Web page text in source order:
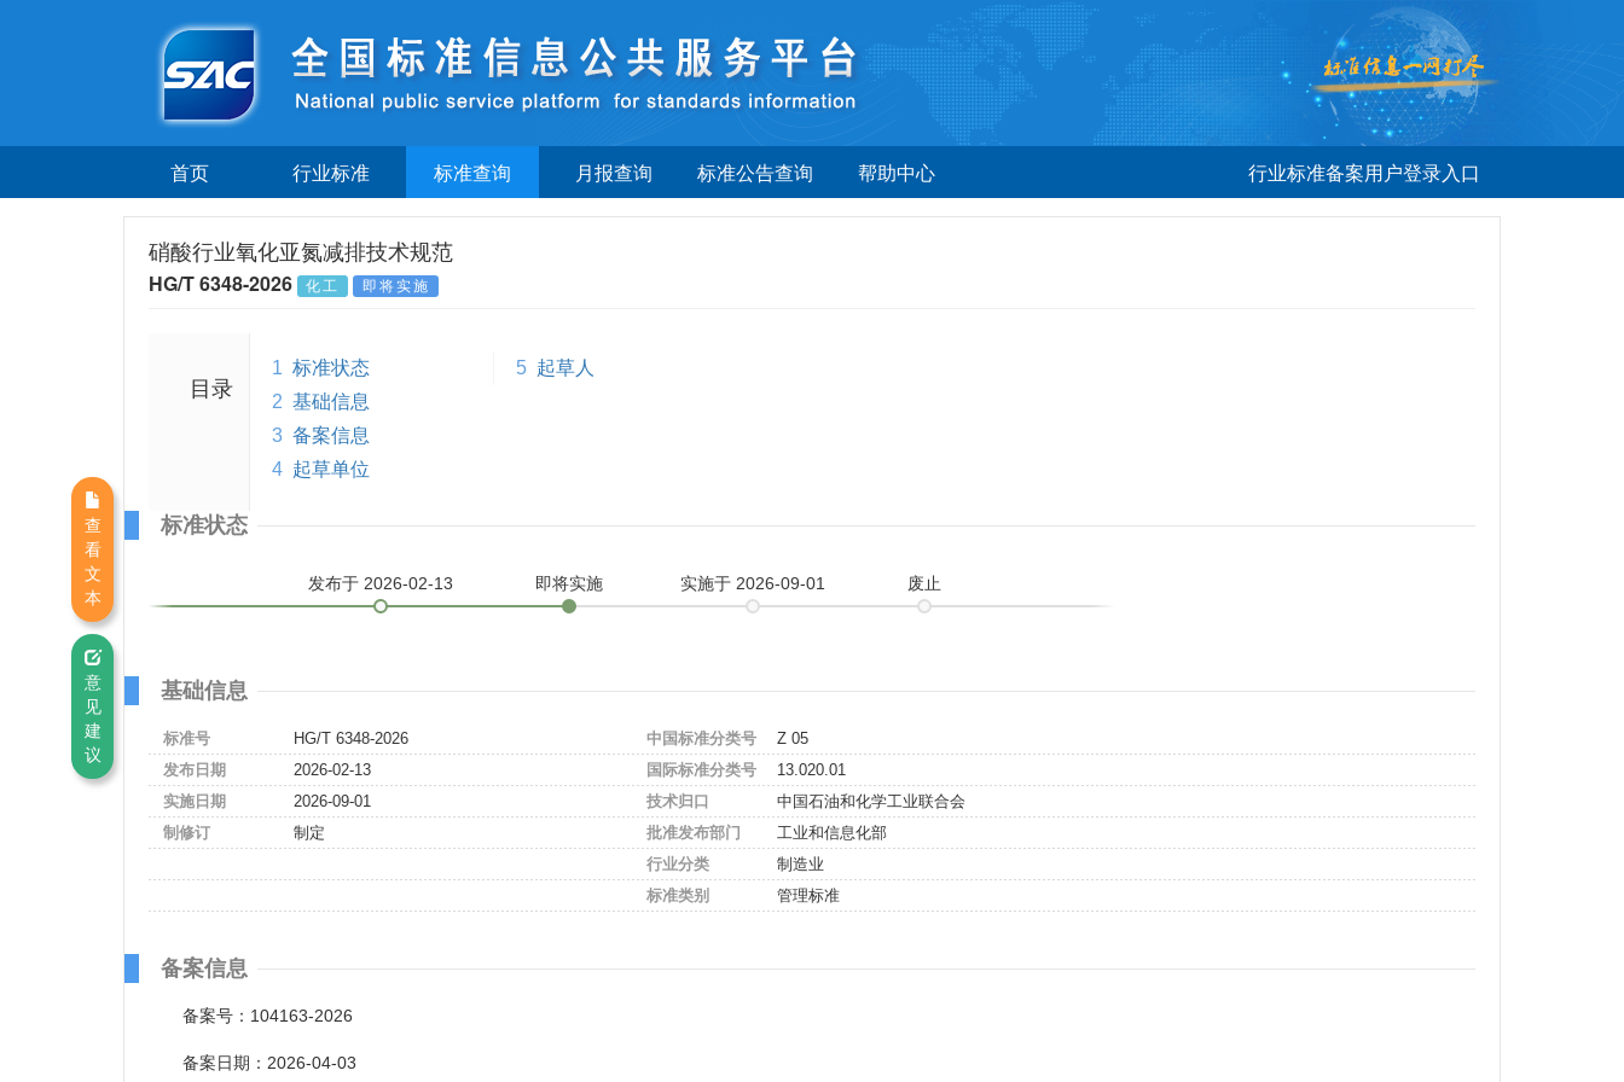
首页 行业标准 标准查询 月报查询 标准公告查询 帮助中心 行业标准备案用户登录入口
查
看
文
本
意
见
建
议
硝酸行业氧化亚氮减排技术规范
HG/T 6348-2026 化工 即将实施
目录
1 标准状态
2 基础信息
3 备案信息
4 起草单位
5 起草人
标准状态
发布于 2026-02-13 即将实施 实施于 2026-09-01 废止
基础信息
标准号
HG/T 6348-2026
发布日期
2026-02-13
实施日期
2026-09-01
制修订
制定
中国标准分类号
Z 05
国际标准分类号
13.020.01
技术归口
中国石油和化学工业联合会
批准发布部门
工业和信息化部
行业分类
制造业
标准类别
管理标准
备案信息
备案号：104163-2026
备案日期：2026-04-03